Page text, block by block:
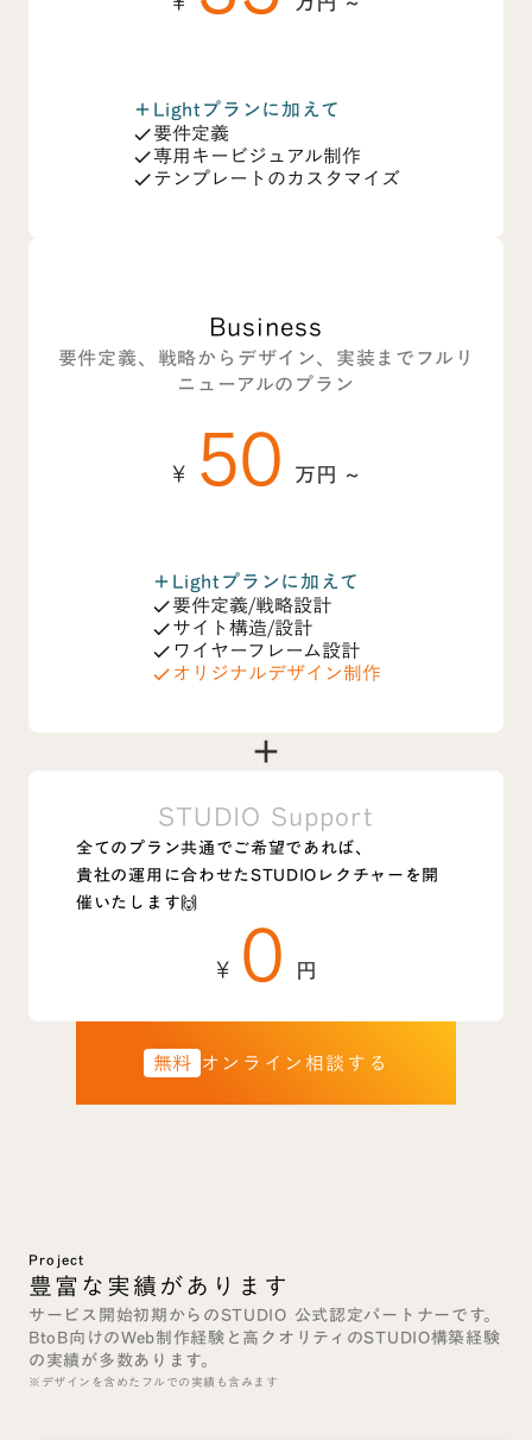
add Lightプランに加えて
check要件定義
check専用キービジュアル制作
check テンプレートのカスタマイズ
Business
要件定義、戦略からデザイン、実装までフルリ
ニューアルのプラン
¥ 50 万円 ~
add Lightプランに加えて
check要件定義/戦略設計
checkサイト構造/設計
check ワイヤーフレーム設計
check オリジナルデザイン制作
add
STUDIO Support
全てのプラン共通でご希望であれば、
貴社の運用に合わせたSTUDIOレクチャーを開
催いたします🙌
¥ 0 円
無料 オンライン相談する
Project
豊富な実績があります
サービス開始初期からのSTUDIO 公式認定パートナーです。
BtoB向けのWeb制作経験と高クオリティのSTUDIO構築経験
の実績が多数あります。
※デザインを含めたフルでの実績も含みます